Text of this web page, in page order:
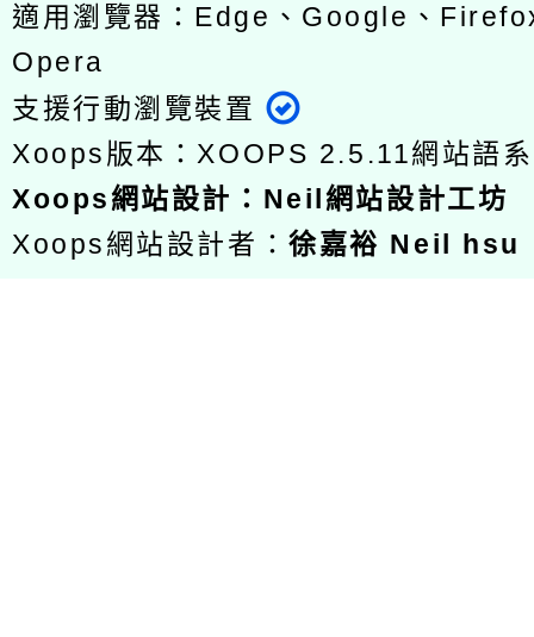
適用瀏覽器：Edge、Google、
Opera
支援行動瀏覽裝置
Xoops版本： XOOPS 2.5.11網站語
Xoops網站設計 ： Neil網站設計工坊
Xoops網站設計者：徐嘉裕 Neil hsu